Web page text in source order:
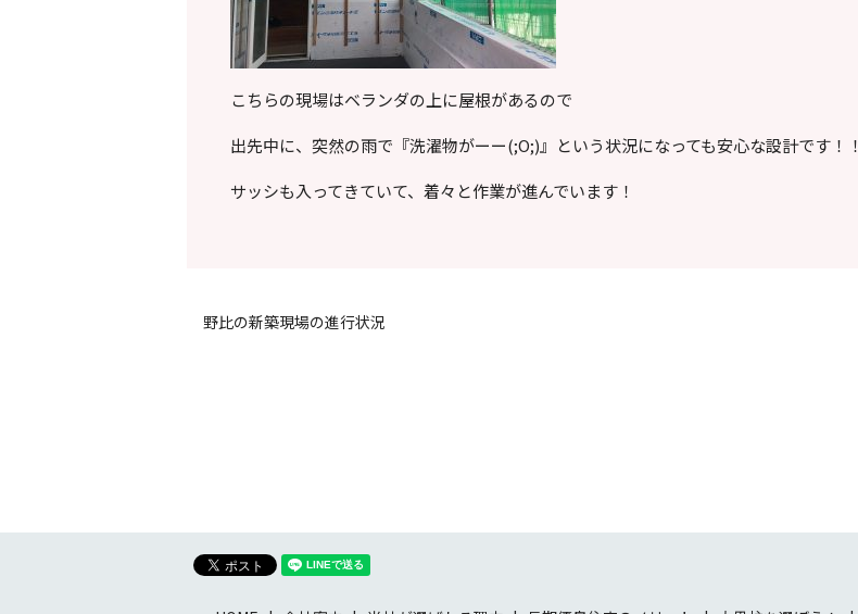
こちらの現場はベランダの上に屋根があるので
出先中に、突然の雨で『洗濯物がーー(;O;)』という状況になっても安心な設計です！！
サッシも入ってきていて、着々と作業が進んでいます！
野比の新築現場の進行状況